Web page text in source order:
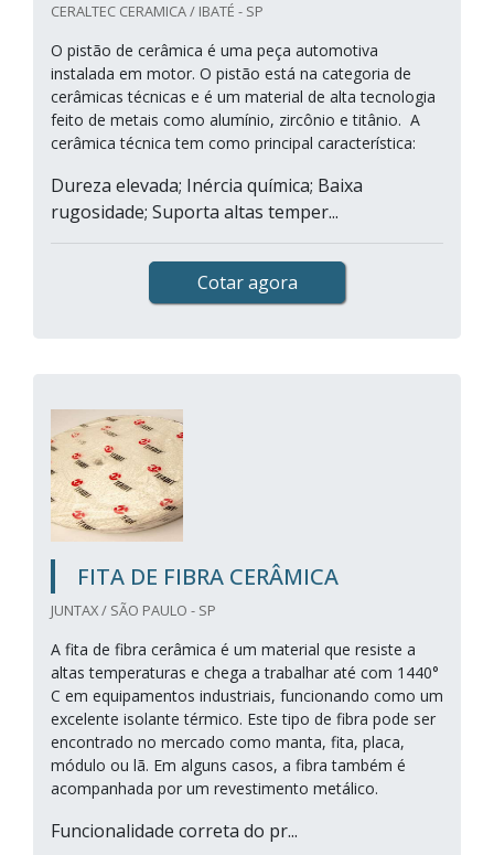
CERALTEC CERAMICA / IBATÉ - SP
O pistão de cerâmica é uma peça automotiva
instalada em motor. O pistão está na categoria de
cerâmicas técnicas e é um material de alta tecnologia
feito de metais como alumínio, zircônio e titânio. A
cerâmica técnica tem como principal característica:
Dureza elevada; Inércia química; Baixa
rugosidade; Suporta altas temper...
Cotar agora
FITA DE FIBRA CERÂMICA
JUNTAX / SÃO PAULO - SP
A fita de fibra cerâmica é um material que resiste a
altas temperaturas e chega a trabalhar até com 1440°
C em equipamentos industriais, funcionando como um
excelente isolante térmico. Este tipo de fibra pode ser
encontrado no mercado como manta, fita, placa,
módulo ou lã. Em alguns casos, a fibra também é
acompanhada por um revestimento metálico.
Funcionalidade correta do pr...